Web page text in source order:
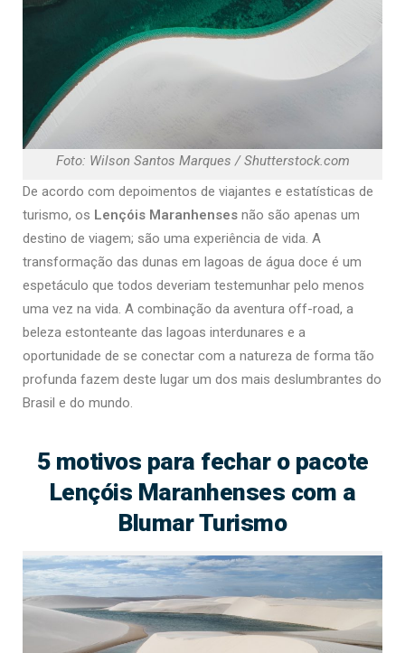
Foto: Wilson Santos Marques / Shutterstock.com
De acordo com depoimentos de viajantes e estatísticas de
turismo, os Lençóis Maranhenses não são apenas um
destino de viagem; são uma experiência de vida. A
transformação das dunas em lagoas de água doce é um
espetáculo que todos deveriam testemunhar pelo menos
uma vez na vida. A combinação da aventura off-road, a
beleza estonteante das lagoas interdunares e a
oportunidade de se conectar com a natureza de forma tão
profunda fazem deste lugar um dos mais deslumbrantes do
Brasil e do mundo.
5 motivos para fechar o pacote
Lençóis Maranhenses com a
Blumar Turismo